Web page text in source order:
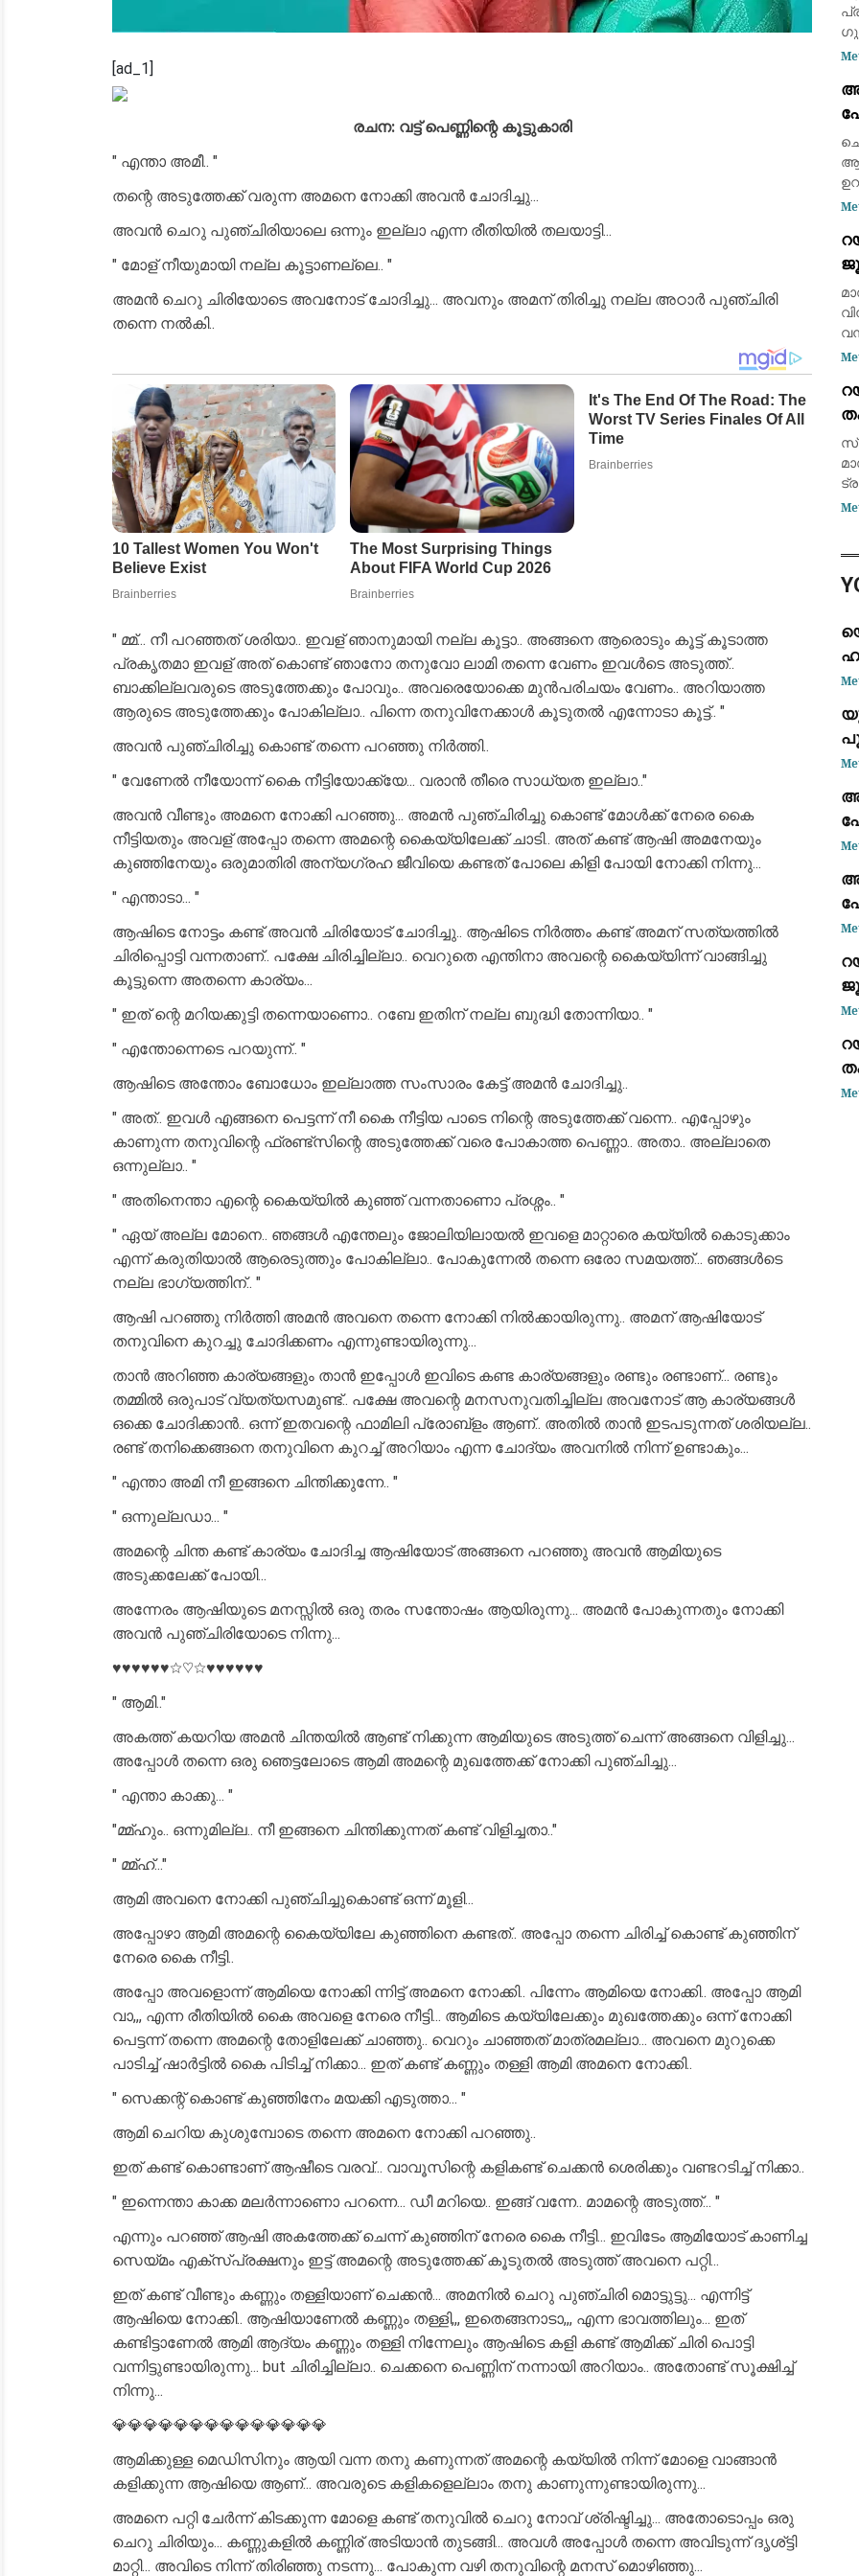
[ad_1]
രചന: വട്ട് പെണ്ണിന്റെ കൂട്ടുകാരി
" എന്താ അമീ.. "
തന്റെ അടുത്തേക്ക് വരുന്ന അമനെ നോക്കി അവൻ ചോദിച്ചു...
അവൻ ചെറു പുഞ്ചിരിയാലെ ഒന്നും ഇല്ലാ എന്ന രീതിയിൽ തലയാട്ടി...
" മോള് നീയുമായി നല്ല കൂട്ടാണല്ലെ.. "
അമൻ ചെറു ചിരിയോടെ അവനോട് ചോദിച്ചു... അവനും അമന് തിരിച്ചു നല്ല അഠാർ പുഞ്ചിരി
തന്നെ നൽകി..
" മ്മ്... നീ പറഞ്ഞത് ശരിയാ.. ഇവള് ഞാനുമായി നല്ല കൂട്ടാ.. അങ്ങനെ ആരൊടും കൂട്ട് കൂടാത്ത
പ്രകൃതമാ ഇവള് അത് കൊണ്ട് ഞാനോ തനുവോ ലാമി തന്നെ വേണം ഇവൾടെ അടുത്ത്..
ബാക്കില്ലവരുടെ അടുത്തേക്കും പോവും.. അവരെയോക്കെ മുൻപരിചയം വേണം.. അറിയാത്ത
ആരുടെ അടുത്തേക്കും പോകില്ലാ.. പിന്നെ തനുവിനേക്കാൾ കൂടുതൽ എന്നോടാ കൂട്ട്.. "
അവൻ പുഞ്ചിരിച്ചു കൊണ്ട് തന്നെ പറഞ്ഞു നിർത്തി..
" വേണേൽ നീയോന്ന് കൈ നീട്ടിയോക്ക്യേ... വരാൻ തീരെ സാധ്യത ഇല്ലാ.."
അവൻ വീണ്ടും അമനെ നോക്കി പറഞ്ഞു... അമൻ പുഞ്ചിരിച്ചു കൊണ്ട് മോൾക്ക് നേരെ കൈ
നീട്ടിയതും അവള് അപ്പോ തന്നെ അമന്റെ കൈയ്യിലേക്ക് ചാടി.. അത് കണ്ട് ആഷി അമനേയും
കുഞ്ഞിനേയും ഒരുമാതിരി അന്യഗ്രഹ ജീവിയെ കണ്ടത് പോലെ കിളി പോയി നോക്കി നിന്നു...
" എന്താടാ... "
ആഷിടെ നോട്ടം കണ്ട് അവൻ ചിരിയോട് ചോദിച്ചു.. ആഷിടെ നിർത്തം കണ്ട് അമന് സത്യത്തിൽ
ചിരിപ്പൊട്ടി വന്നതാണ്.. പക്ഷേ ചിരിച്ചില്ലാ.. വെറുതെ എന്തിനാ അവന്റെ കൈയ്യിന്ന് വാങ്ങിച്ചു
കൂട്ടുന്നെ അതന്നെ കാര്യം...
" ഇത് ന്റെ മറിയക്കുട്ടി തന്നെയാണൊ.. റബേ ഇതിന് നല്ല ബുദ്ധി തോന്നിയാ.. "
" എന്തോന്നെടെ പറയുന്ന്.. "
ആഷിടെ അന്തോം ബോധോം ഇല്ലാത്ത സംസാരം കേട്ട് അമൻ ചോദിച്ചു..
" അത്.. ഇവൾ എങ്ങനെ പെട്ടന്ന് നീ കൈ നീട്ടിയ പാടെ നിന്റെ അടുത്തേക്ക് വന്നെ.. എപ്പോഴും
കാണുന്ന തനുവിന്റെ ഫ്രണ്ട്സിന്റെ അടുത്തേക്ക് വരെ പോകാത്ത പെണ്ണാ.. അതാ.. അല്ലാതെ
ഒന്നുല്ലാ.. "
" അതിനെന്താ എന്റെ കൈയ്യിൽ കുഞ്ഞ് വന്നതാണൊ പ്രശ്നം.. "
" ഏയ് അല്ല മോനെ.. ഞങ്ങൾ എന്തേലും ജോലിയിലായൽ ഇവളെ മാറ്റാരെ കയ്യിൽ കൊടുക്കാം
എന്ന് കരുതിയാൽ ആരെടുത്തും പോകില്ലാ.. പോകുന്നേൽ തന്നെ ഒരോ സമയത്ത്... ഞങ്ങൾടെ
നല്ല ഭാഗ്യത്തിന്.. "
ആഷി പറഞ്ഞു നിർത്തി അമൻ അവനെ തന്നെ നോക്കി നിൽക്കായിരുന്നു.. അമന് ആഷിയോട്
തനുവിനെ കുറച്ചു ചോദിക്കണം എന്നുണ്ടായിരുന്നു...
താൻ അറിഞ്ഞ കാര്യങ്ങളും താൻ ഇപ്പോൾ ഇവിടെ കണ്ട കാര്യങ്ങളും രണ്ടും രണ്ടാണ്... രണ്ടും
തമ്മിൽ ഒരുപാട് വ്യത്യസമുണ്ട്.. പക്ഷേ അവന്റെ മനസനുവതിച്ചില്ല അവനോട് ആ കാര്യങ്ങൾ
ഒക്കെ ചോദിക്കാൻ.. ഒന്ന് ഇതവന്റെ ഫാമിലി പ്രോബ്ളം ആണ്.. അതിൽ താൻ ഇടപടുന്നത് ശരിയല്ല..
രണ്ട് തനിക്കെങ്ങനെ തനുവിനെ കുറച്ച് അറിയാം എന്ന ചോദ്യം അവനിൽ നിന്ന് ഉണ്ടാകും...
" എന്താ അമി നീ ഇങ്ങനെ ചിന്തിക്കുന്നേ.. "
" ഒന്നുല്ലഡാ... "
അമന്റെ ചിന്ത കണ്ട് കാര്യം ചോദിച്ച ആഷിയോട് അങ്ങനെ പറഞ്ഞു അവൻ ആമിയുടെ
അടുക്കലേക്ക് പോയി...
അന്നേരം ആഷിയുടെ മനസ്സിൽ ഒരു തരം സന്തോഷം ആയിരുന്നു... അമൻ പോകുന്നതും നോക്കി
അവൻ പുഞ്ചിരിയോടെ നിന്നു...
♥♥♥♥♥♥☆♡☆♥♥♥♥♥♥
" ആമി.."
അകത്ത് കയറിയ അമൻ ചിന്തയിൽ ആണ്ട് നിക്കുന്ന ആമിയുടെ അടുത്ത് ചെന്ന് അങ്ങനെ വിളിച്ചു...
അപ്പോൾ തന്നെ ഒരു ഞെട്ടലോടെ ആമി അമന്റെ മുഖത്തേക്ക് നോക്കി പുഞ്ചിച്ചു...
" എന്താ കാക്കു... "
"മ്മ്ഹും.. ഒന്നുമില്ല.. നീ ഇങ്ങനെ ചിന്തിക്കുന്നത് കണ്ട് വിളിച്ചതാ.."
" മ്മ്ഹ്..."
ആമി അവനെ നോക്കി പുഞ്ചിച്ചുകൊണ്ട് ഒന്ന് മൂളി...
അപ്പോഴാ ആമി അമന്റെ കൈയ്യിലേ കുഞ്ഞിനെ കണ്ടത്.. അപ്പോ തന്നെ ചിരിച്ച് കൊണ്ട് കുഞ്ഞിന്
നേരെ കൈ നീട്ടി..
അപ്പോ അവളൊന്ന് ആമിയെ നോക്കി ന്നിട്ട് അമനെ നോക്കി.. പിന്നേം ആമിയെ നോക്കി.. അപ്പോ ആമി
വാ,,, എന്ന രീതിയിൽ കൈ അവളെ നേരെ നീട്ടി... ആമിടെ കയ്യിലേക്കും മുഖത്തേക്കും ഒന്ന് നോക്കി
പെട്ടന്ന് തന്നെ അമന്റെ തോളിലേക്ക് ചാഞ്ഞു.. വെറും ചാഞ്ഞത് മാത്രമല്ലാ... അവനെ മുറുക്കെ
പാടിച്ച് ഷാർട്ടിൽ കൈ പിടിച്ച് നിക്കാ... ഇത് കണ്ട് കണ്ണും തള്ളി ആമി അമനെ നോക്കി..
" സെക്കന്റ് കൊണ്ട് കുഞ്ഞിനേം മയക്കി എടുത്താ... "
ആമി ചെറിയ കുശുമ്പോടെ തന്നെ അമനെ നോക്കി പറഞ്ഞു..
ഇത് കണ്ട് കൊണ്ടാണ് ആഷീടെ വരവ്... വാവൂസിന്റെ കളികണ്ട് ചെക്കൻ ശെരിക്കും വണ്ടറടിച്ച് നിക്കാ..
" ഇന്നെന്താ കാക്ക മലർന്നാണൊ പറന്നെ... ഡീ മറിയെ.. ഇങ്ങ് വന്നേ.. മാമന്റെ അടുത്ത്... "
എന്നും പറഞ്ഞ് ആഷി അകത്തേക്ക് ചെന്ന് കുഞ്ഞിന് നേരെ കൈ നീട്ടി... ഇവിടേം ആമിയോട് കാണിച്ച
സെയ്മം എക്സ്പ്രക്ഷനും ഇട്ട് അമന്റെ അടുത്തേക്ക് കൂടുതൽ അടുത്ത് അവനെ പറ്റി...
ഇത് കണ്ട് വീണ്ടും കണ്ണും തള്ളിയാണ് ചെക്കൻ... അമനിൽ ചെറു പുഞ്ചിരി മൊട്ടുട്ടു... എന്നിട്ട്
ആഷിയെ നോക്കി.. ആഷിയാണേൽ കണ്ണും തള്ളി,,, ഇതെങ്ങനാടാ,,, എന്ന ഭാവത്തിലും... ഇത്
കണ്ടിട്ടാണേൽ ആമി ആദ്യം കണ്ണും തള്ളി നിന്നേലും ആഷിടെ കളി കണ്ട് ആമിക്ക് ചിരി പൊട്ടി
വന്നിട്ടുണ്ടായിരുന്നു... but ചിരിച്ചില്ലാ.. ചെക്കനെ പെണ്ണിന് നന്നായി അറിയാം.. അതോണ്ട് സൂക്ഷിച്ച്
നിന്നു...
💎💎💎💎💎💎💎💎💎💎💎💎💎💎
ആമിക്കുള്ള മെഡിസിനും ആയി വന്ന തനു കണുന്നത് അമന്റെ കയ്യിൽ നിന്ന് മോളെ വാങ്ങാൻ
കളിക്കുന്ന ആഷിയെ ആണ്... അവരുടെ കളികളെല്ലാം തനു കാണുന്നുണ്ടായിരുന്നു...
അമനെ പറ്റി ചേർന്ന് കിടക്കുന്ന മോളെ കണ്ട് തനുവിൽ ചെറു നോവ് ശ്രിഷ്ടിച്ചു... അതോടൊപ്പം ഒരു
ചെറു ചിരിയും... കണ്ണുകളിൽ കണ്ണിര് അടിയാൻ തുടങ്ങി... അവൾ അപ്പോൾ തന്നെ അവിടുന്ന് ദൃശ്ട്ടി
മാറ്റി... അവിടെ നിന്ന് തിരിഞ്ഞു നടന്നു... പോകുന്ന വഴി തനുവിന്റെ മനസ് മൊഴിഞ്ഞു...